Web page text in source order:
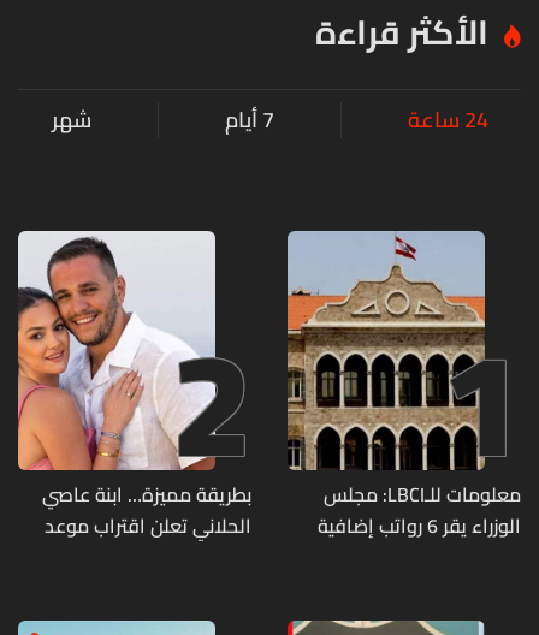
الأكثر قراءة
24 ساعة 7 أيام شهر
1
معلومات للـLBCI: مجلس
الوزراء يقر 6 رواتب إضافية
منذ آذار
2
بطريقة مميزة… ابنة عاصي
الحلاني تعلن اقتراب موعد